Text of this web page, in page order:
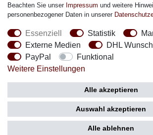
Social Media
Zahlung
Beachten Sie unser Impressum und weitere
personenbezogener Daten in unserer
Essenziell Statistik
Externe Medien
DHL
PayPal
Funktional
Weitere Einstellungen
Alle akzeptieren
Auswahl akzeptieren
Alle ablehnen